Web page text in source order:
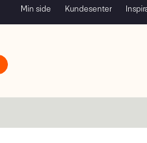
Min side Kundesenter